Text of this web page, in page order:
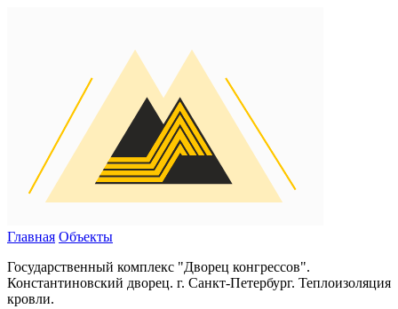
Главная Объекты
Государственный комплекс "Дворец конгрессов".
Константиновский дворец. г. Санкт-Петербург. Теплоизоляция
кровли.